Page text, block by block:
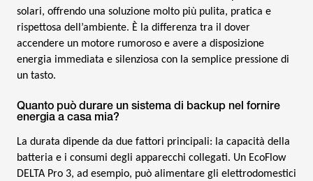
solari, offrendo una soluzione molto più pulita, pratica e
rispettosa dell’ambiente. È la differenza tra il dover
accendere un motore rumoroso e avere a disposizione
energia immediata e silenziosa con la semplice pressione di
un tasto.
Quanto può durare un sistema di backup nel fornire
energia a casa mia?
La durata dipende da due fattori principali: la capacità della
batteria e i consumi degli apparecchi collegati. Un EcoFlow
DELTA Pro 3, ad esempio, può alimentare gli elettrodomestici